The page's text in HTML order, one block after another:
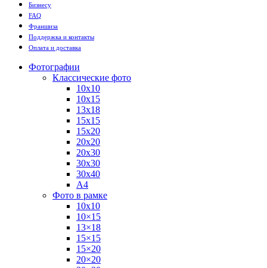
Бизнесу
FAQ
Франшиза
Поддержка и контакты
Оплата и доставка
Фотографии
Классические фото
10х10
10х15
13х18
15х15
15х20
20х20
20х30
30х30
30х40
А4
Фото в рамке
10х10
10×15
13×18
15×15
15×20
20×20